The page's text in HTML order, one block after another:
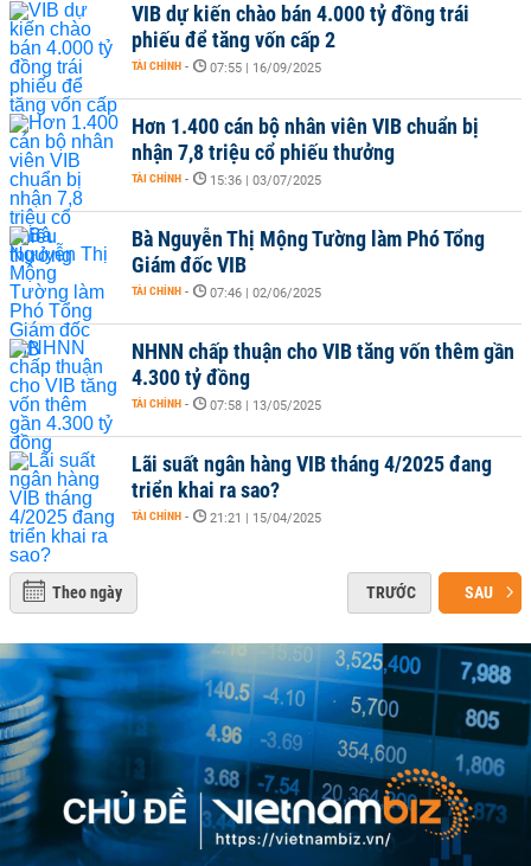
VIB dự kiến chào bán 4.000 tỷ đồng trái
phiếu để tăng vốn cấp 2
TÀI CHÍNH - 07:55 | 16/09/2025
Hơn 1.400 cán bộ nhân viên VIB chuẩn bị
nhận 7,8 triệu cổ phiếu thưởng
TÀI CHÍNH - 15:36 | 03/07/2025
Bà Nguyễn Thị Mộng Tường làm Phó Tổng
Giám đốc VIB
TÀI CHÍNH - 07:46 | 02/06/2025
NHNN chấp thuận cho VIB tăng vốn thêm gần
4.300 tỷ đồng
TÀI CHÍNH - 07:58 | 13/05/2025
Lãi suất ngân hàng VIB tháng 4/2025 đang
triển khai ra sao?
TÀI CHÍNH - 21:21 | 15/04/2025
Theo ngày TRƯỚC SAU